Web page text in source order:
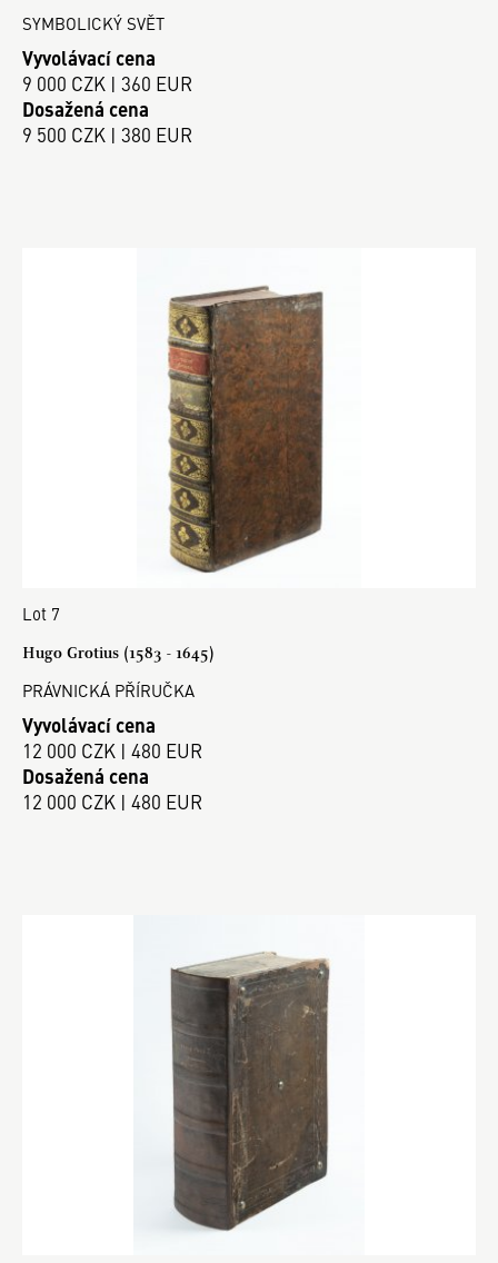
SYMBOLICKÝ SVĚT
Vyvolávací cena
9 000 CZK | 360 EUR
Dosažená cena
9 500 CZK | 380 EUR
Lot 7
Hugo Grotius (1583 - 1645)
PRÁVNICKÁ PŘÍRUČKA
Vyvolávací cena
12 000 CZK | 480 EUR
Dosažená cena
12 000 CZK | 480 EUR